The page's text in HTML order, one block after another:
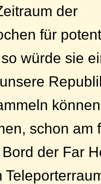
der
für
würde sie
schon am
der Far